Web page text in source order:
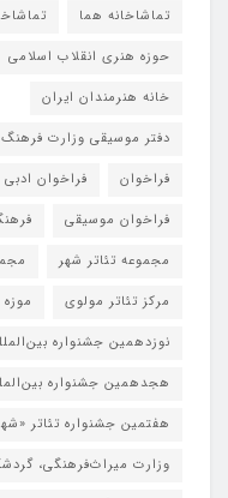
تماشاخانه هما
حوزه هنری انقلاب اسلامی
خانه هنرمندان ایران
دفتر موسیقی وزارت
فراخوان
فراخوان ادبی
فراخوان موسیقی
مجموعه تئاتر شهر
مرکز تئاتر مولوی
نوزدهمین جشنواره
هجدهمین جشنواره
هفتمین جشنواره تئاتر
وزارت میراث‌فرهنگی،